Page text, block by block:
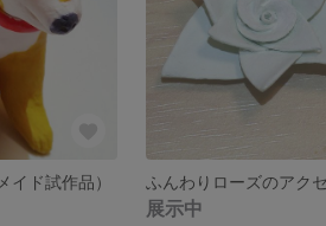
イド試作品）
展示中